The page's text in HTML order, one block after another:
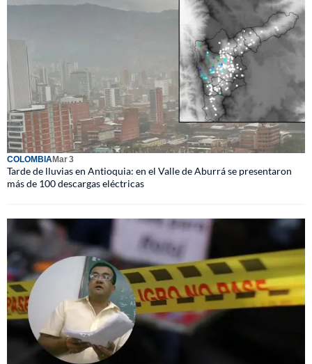
COLOMBIAMar 3
Tarde de lluvias en Antioquia: en el Valle de Aburrá se presentaron
más de 100 descargas eléctricas